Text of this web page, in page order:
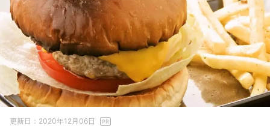
更新日：2020年12月06日